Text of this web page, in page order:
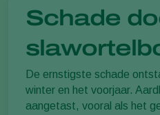
Schade
De ernstigste schade
winter en het voorjaar.
aangetast, vooral als het